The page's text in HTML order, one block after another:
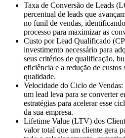
Taxa de Conversão de Leads
percentual de leads que
no funil de vendas,
processo para maximizar as
Custo por Lead Qualificado
investimento necessário para
seus critérios de qualificação,
eficiência e a redução de custos
qualidade.
Velocidade do Ciclo de Vendas:
um lead leva para se converter
estratégias para acelerar esse
da sua empresa.
Lifetime Value (LTV) dos
valor total que um cliente gera